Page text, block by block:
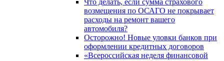
возмещения по ОСАГО не покрывает
расходы на ремонт вашего
автомобиля?
Осторожно! Новые уловки банков при
оформлении кредитных договоров
«Всероссийская неделя финансовой